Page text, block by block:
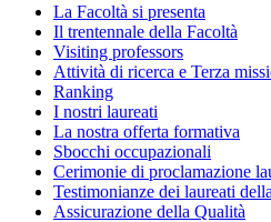
La Facoltà si presenta
Il trentennale della Facoltà
Visiting professors
Attività di ricerca e Terza
Ranking
I nostri laureati
La nostra offerta formativa
Sbocchi occupazionali
Cerimonie di proclamazione
Testimonianze dei laureati
Assicurazione della Qualità